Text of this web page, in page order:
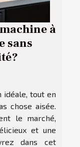
à
sans
idéale, tout en
chose aisée.
le marché,
et une
dans cet